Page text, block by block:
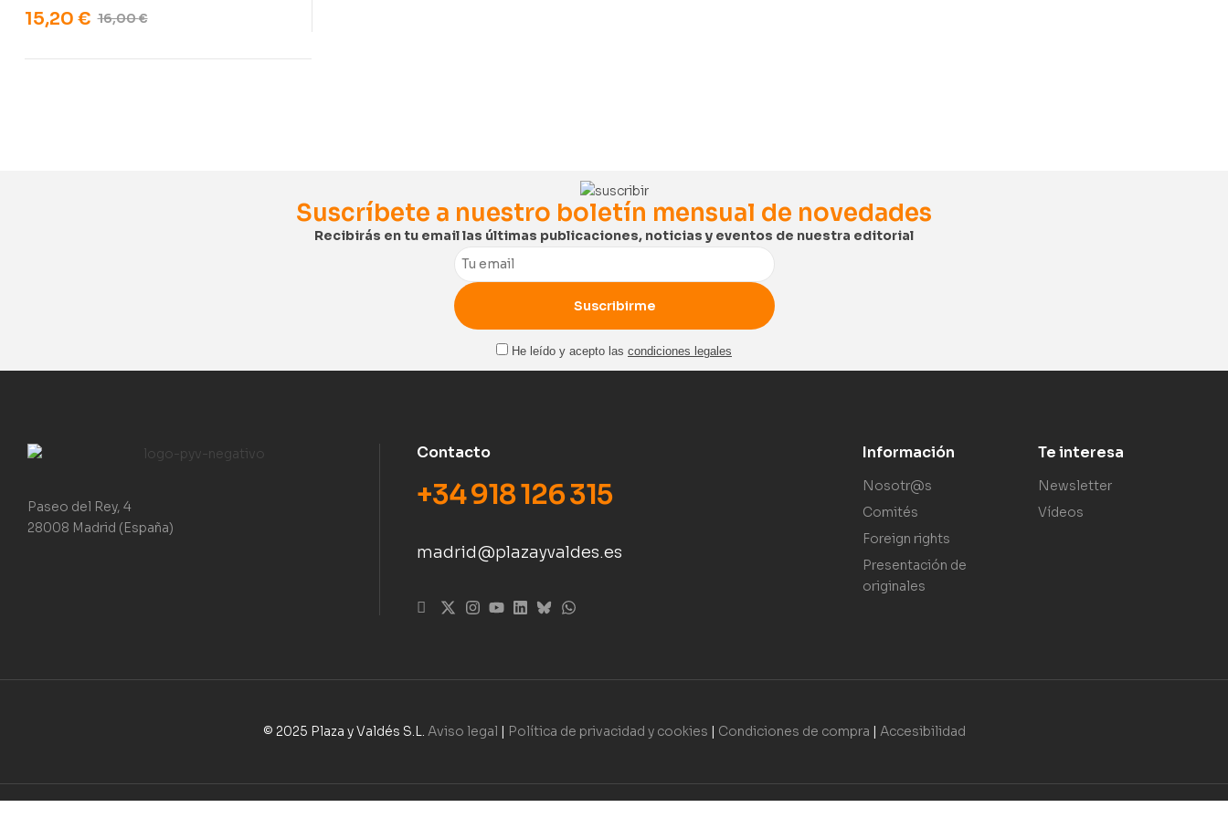
16,00€
15,20 €
Suscríbete a nuestro boletín mensual de novedades
Recibirás en tu email las últimas publicaciones, noticias y eventos de nuestra editorial
Email
He leído y acepto las condiciones legales
Paseo del Rey, 4
28008 Madrid (España)
Contacto
+34 918 126 315
madrid@plazayvaldes.es
Información
Nosotr@s
Comités
Foreign rights
Presentación de
originales
Te interesa
Newsletter
Vídeos
© 2025 Plaza y Valdés S.L. Aviso legal | Política de privacidad y cookies | Condiciones de compra | Accesibilidad